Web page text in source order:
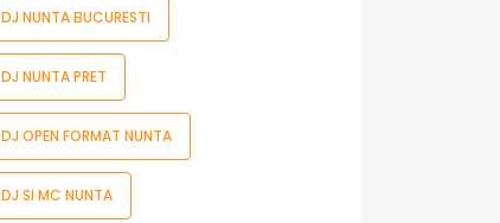
DJ NUNTA BUCURESTI
DJ NUNTA PRET
DJ OPEN FORMAT NUNTA
DJ SI MC NUNTA